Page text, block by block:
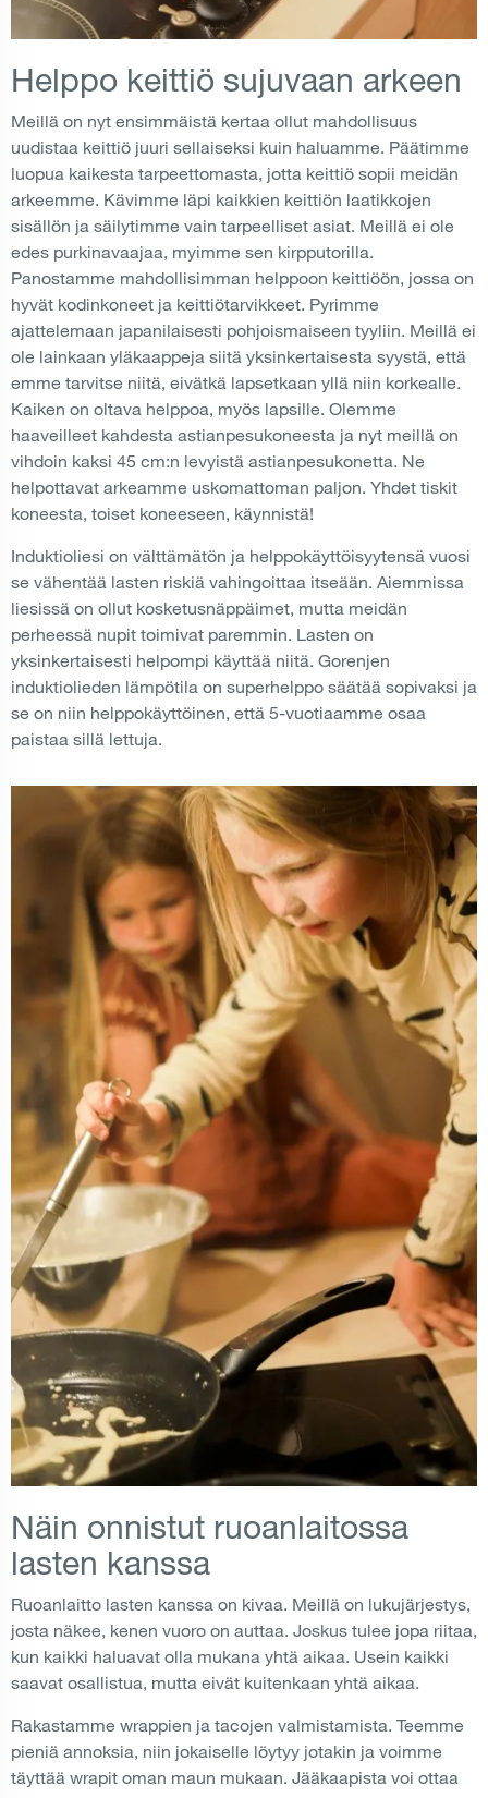
Helppo keittiö sujuvaan arkeen
Meillä on nyt ensimmäistä kertaa ollut mahdollisuus
uudistaa keittiö juuri sellaiseksi kuin haluamme. Päätimme
luopua kaikesta tarpeettomasta, jotta keittiö sopii meidän
arkeemme. Kävimme läpi kaikkien keittiön laatikkojen
sisällön ja säilytimme vain tarpeelliset asiat. Meillä ei ole
edes purkinavaajaa, myimme sen kirpputorilla.
Panostamme mahdollisimman helppoon keittiöön, jossa on
hyvät kodinkoneet ja keittiötarvikkeet. Pyrimme
ajattelemaan japanilaisesti pohjoismaiseen tyyliin. Meillä ei
ole lainkaan yläkaappeja siitä yksinkertaisesta syystä, että
emme tarvitse niitä, eivätkä lapsetkaan yllä niin korkealle.
Kaiken on oltava helppoa, myös lapsille. Olemme
haaveilleet kahdesta astianpesukoneesta ja nyt meillä on
vihdoin kaksi 45 cm:n levyistä astianpesukonetta. Ne
helpottavat arkeamme uskomattoman paljon. Yhdet tiskit
koneesta, toiset koneeseen, käynnistä!
Induktioliesi on välttämätön ja helppokäyttöisyytensä vuosi
se vähentää lasten riskiä vahingoittaa itseään. Aiemmissa
liesissä on ollut kosketusnäppäimet, mutta meidän
perheessä nupit toimivat paremmin. Lasten on
yksinkertaisesti helpompi käyttää niitä. Gorenjen
induktiolieden lämpötila on superhelppo säätää sopivaksi ja
se on niin helppokäyttöinen, että 5-vuotiaamme osaa
paistaa sillä lettuja.
Näin onnistut ruoanlaitossa
lasten kanssa
Ruoanlaitto lasten kanssa on kivaa. Meillä on lukujärjestys,
josta näkee, kenen vuoro on auttaa. Joskus tulee jopa riitaa,
kun kaikki haluavat olla mukana yhtä aikaa. Usein kaikki
saavat osallistua, mutta eivät kuitenkaan yhtä aikaa.
Rakastamme wrappien ja tacojen valmistamista. Teemme
pieniä annoksia, niin jokaiselle löytyy jotakin ja voimme
täyttää wrapit oman maun mukaan. Jääkaapista voi ottaa